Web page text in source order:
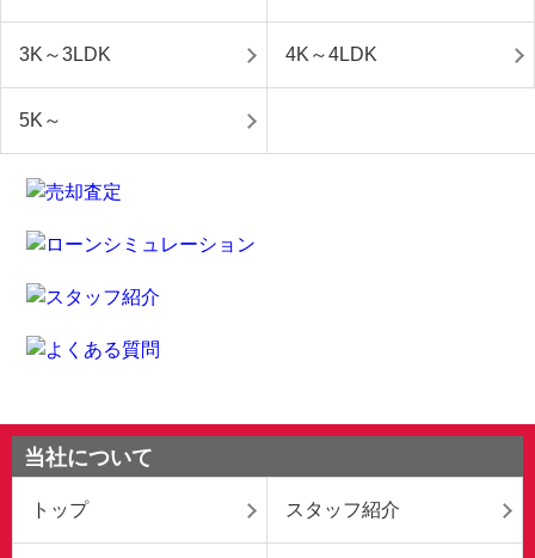
3K～3LDK 4K～4LDK
5K～
当社について
トップ スタッフ紹介